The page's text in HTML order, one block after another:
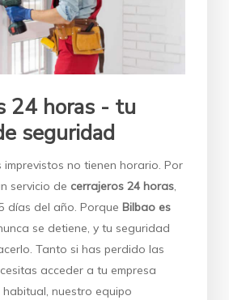
24 horas - tu
seguridad
imprevistos no tienen horario. Por
servicio de cerrajeros 24 horas,
días del año. Porque Bilbao es
se detiene, y tu seguridad
Tanto si has perdido las
acceder a tu empresa
nuestro equipo